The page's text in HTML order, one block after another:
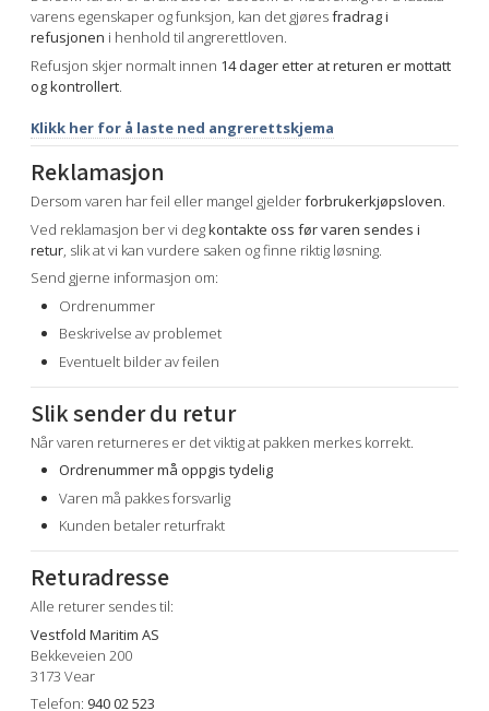
varens egenskaper og funksjon, kan det gjøresfradrag i
refusjonen i henhold til angrerettloven.
Refusjon skjer normalt innen 14 dager etter at returen er mottatt
og kontrollert
Klikk her for å laste ned angrerettskjema
Reklamasjon
Dersom varen har feil eller mangel gjelderforbrukerkjøpsloven.
Ved reklamasjon ber vi degkontakte oss før varen sendes i
retur , slik at vi kan vurdere saken og finne riktig løsning.
Send gjerne informasjon om:
Ordrenummer
Beskrivelse av problemet
Eventuelt bilder av feilen
Slik sender du retur
Når varen returneres er det viktig at pakken merkes korrekt.
Ordrenummer må oppgis tydelig
Varen må pakkes forsvarlig
Kunden betaler returfrakt
Returadresse
Alle returer sendes til:
Vestfold Maritim AS
Bekkeveien 200
3173 Vear
Telefon: 940 02 523